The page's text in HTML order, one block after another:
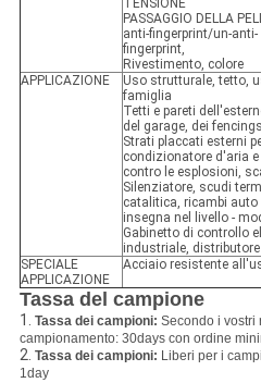
TENSIONE
PASSAGGIO DELLA
anti-fingerprint/un-anti-
fingerprint,
Rivestimento, colore
APPLICAZIONE
Uso strutturale, tetto,
famiglia
Tetti e pareti
del garage, dei
Strati placcati esterni
condizionatore d'aria
contro le esplosioni,
Silenziatore, scudi
catalitica, ricambi
insegna nel livello -
Gabinetto di controllo
industriale,
SPECIALE
APPLICAZIONE
Acciaio resistente
Tassa del campione
1. Tassa dei campioni: Secondo i vostri
campionamento: 30days con ordine
2. Tassa dei campioni: Liberi per i
1day